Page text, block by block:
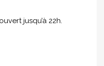
jusqu’à 22h.